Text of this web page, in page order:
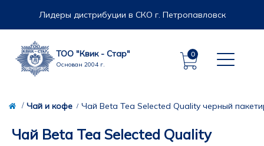
Лидеры дистрибуции в СКО г. Петропавловск
ТОО "Квик - Стар"
Основан 2004 г.
0
Чай и кофе Чай Beta Tea Selected Quality черный
Чай Beta Tea Selected Quality